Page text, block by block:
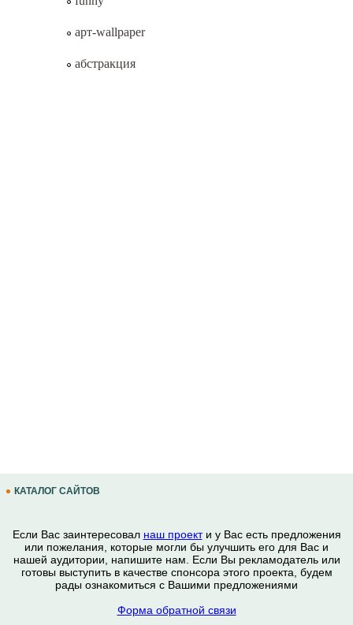
арт-wallpaper
абстракция
КАТАЛОГ САЙТОВ
Если Вас заинтересовал наш проекти у Вас есть предложения
или пожелания, которые могли бы улучшить его для Вас и
нашей аудитории, напишите нам. Если Вы рекламодатель или
готовы выступить в качестве спонсора этого проекта, будем
рады ознакомиться с Вашими предложениями
Форма обратной связи